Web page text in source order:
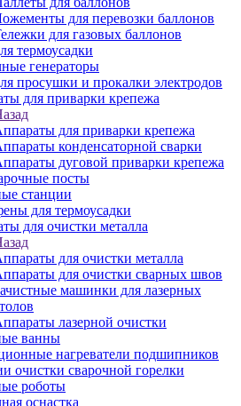
для перевозки баллонов
для газовых баллонов
термоусадки
генераторы
просушки и прокалки электродов
для приварки крепежа
для приварки крепежа
конденсаторной сварки
дуговой приварки крепежа
посты
станции
для термоусадки
для очистки металла
для очистки металла
для очистки сварных швов
машинки для лазерных
лазерной очистки
ванны
нагреватели подшипников
очистки сварочной горелки
роботы
оснастка